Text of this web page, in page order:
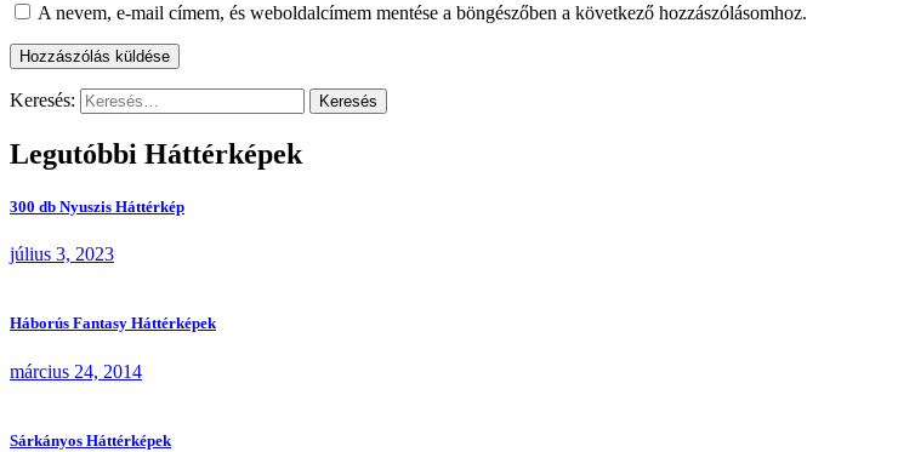
A nevem, e-mail címem, és weboldalcímem mentése a böngészőben a következő hozzászólásomhoz.
Keresés:
Legutóbbi Háttérképek
300 db Nyuszis Háttérkép
július 3, 2023
Háborús Fantasy Háttérképek
március 24, 2014
Sárkányos Háttérképek